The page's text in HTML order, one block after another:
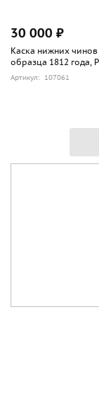
30 000 ₽
Каска нижних
образца 1812 года,
Артикул: 107061